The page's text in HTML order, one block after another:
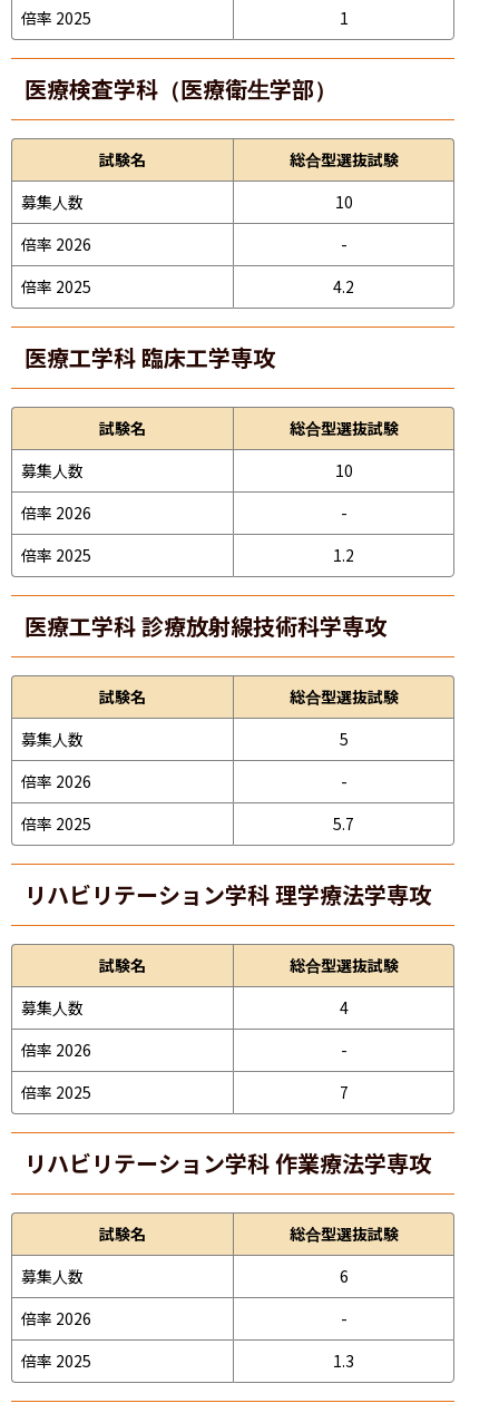
倍率 2025
1
医療検査学科（医療衛生学部）
試験名
総合型選抜試験
募集人数
10
倍率 2026
-
倍率 2025
4.2
医療工学科 臨床工学専攻
試験名
総合型選抜試験
募集人数
10
倍率 2026
-
倍率 2025
1.2
医療工学科 診療放射線技術科学専攻
試験名
総合型選抜試験
募集人数
5
倍率 2026
-
倍率 2025
5.7
リハビリテーション学科 理学療法学専攻
試験名
総合型選抜試験
募集人数
4
倍率 2026
-
倍率 2025
7
リハビリテーション学科 作業療法学専攻
試験名
総合型選抜試験
募集人数
6
倍率 2026
-
倍率 2025
1.3